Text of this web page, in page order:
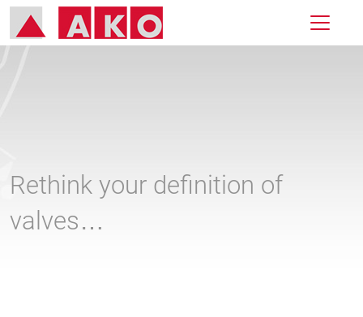
Rethink your definition of
valves…